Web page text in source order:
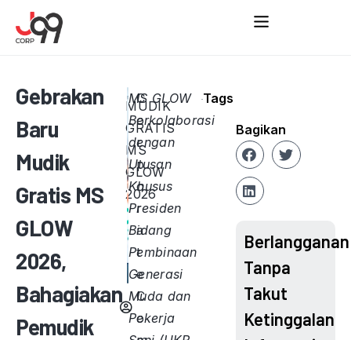
Gebrakan
Baru
Mudik
Gratis MS
GLOW
2026,
Bahagiakan
Pemudik
C
o
r
p
o
r
a
t
e
C
o
MUDIK
GRATIS
MS
GLOW
2026
MS GLOW
Berkolaborasi
dengan
Utusan
Khusus
Presiden
Bidang
Pembinaan
Generasi
Muda dan
Pekerja
Tags
Berlangganan
Tanpa
Takut
Ketinggalan
Bagikan